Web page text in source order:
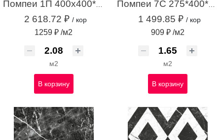
Помпеи 1П 400х400*7 НОВЫЙ (черная) (2,08 м.кв)( 1 уп-13 шт)
2 618.72 ₽ / кор
1259 ₽ /м2
м2
В корзину
Помпеи 7С 275*400*7,4 белый (1,65м2 / 15шт)
1 499.85 ₽ / кор
909 ₽ /м2
м2
В корзину